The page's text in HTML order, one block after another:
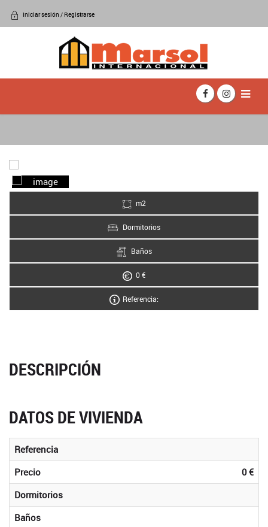
Iniciar sesión / Registrarse
m2
Dormitorios
Baños
0 €
Referencia:
DESCRIPCIÓN
DATOS DE VIVIENDA
Referencia
Precio
0 €
Dormitorios
Baños